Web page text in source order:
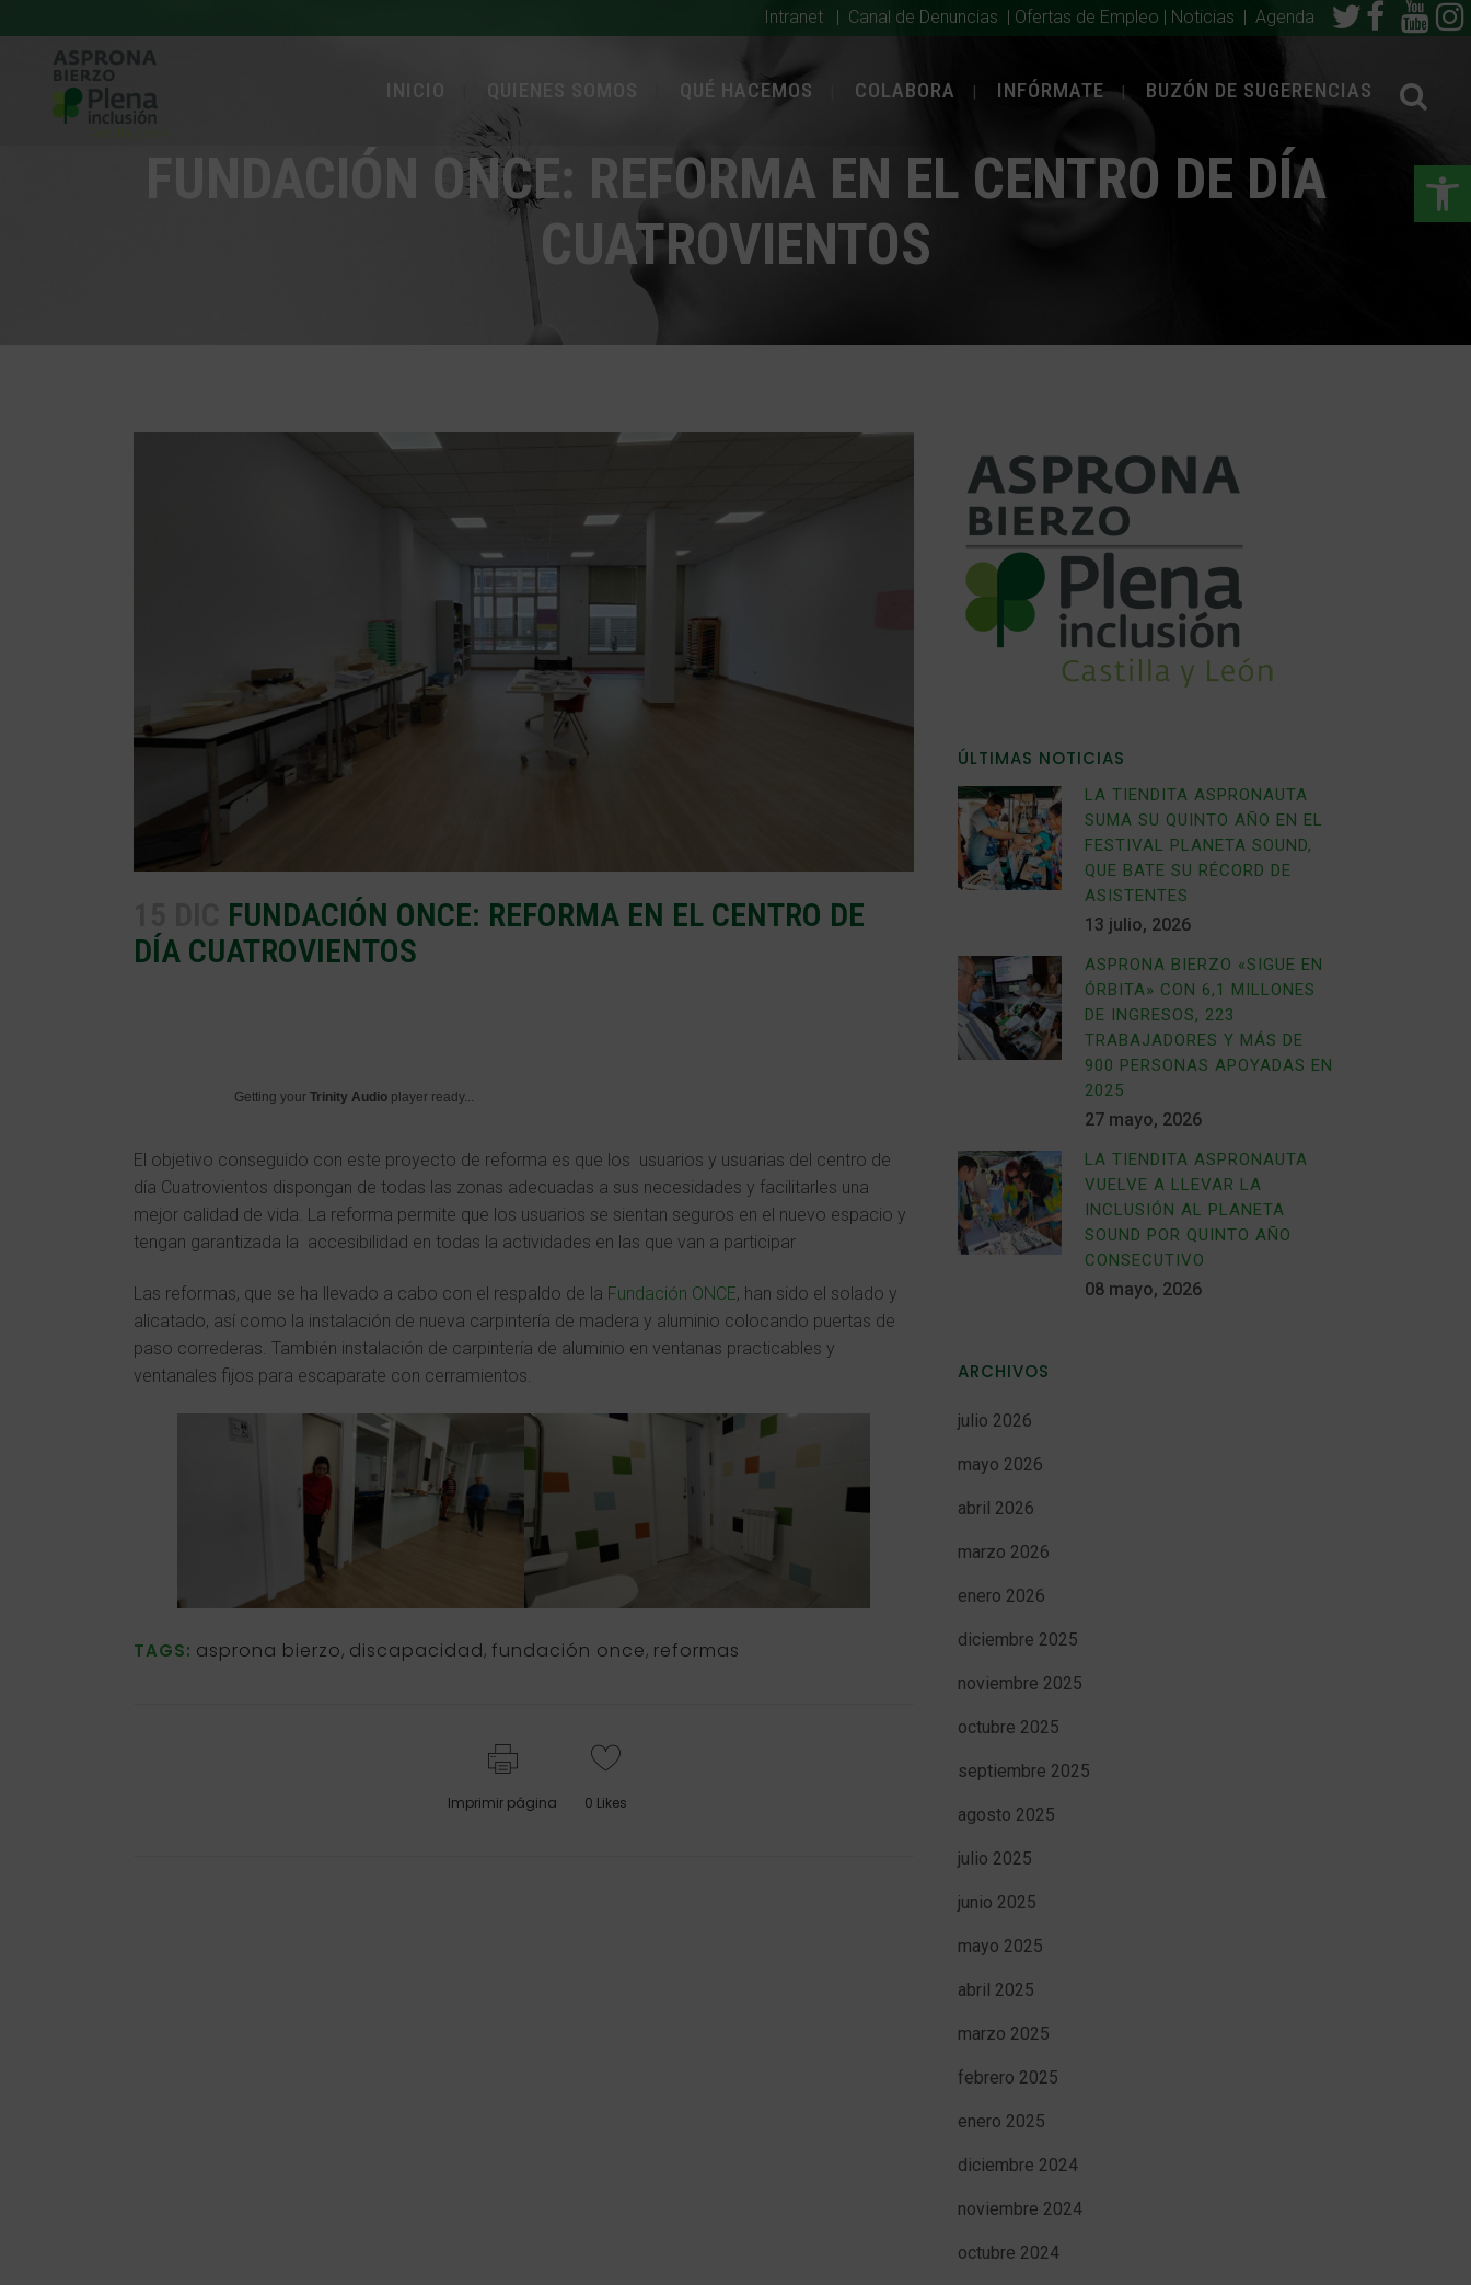
Intranet | Canal de Denuncias | Ofertas de Empleo | Noticias | Agenda
INICIO QUIENES SOMOS QUÉ HACEMOS COLABORA INFÓRMATE BUZÓN DE SUGERENCIAS
FUNDACIÓN ONCE: REFORMA EN EL CENTRO DE DÍA
CUATROVIENTOS
FUNDACIÓN ONCE: REFORMA EN EL CENTRO DE
DÍA CUATROVIENTOS
Getting your Trinity Audio player ready...
El objetivo conseguido con este proyecto de reforma es que los usuarios y usuarias del centro de
día Cuatrovientos dispongan de todas las zonas adecuadas a sus necesidades y facilitarles una
mejor calidad de vida. La reforma permite que los usuarios se sientan seguros en el nuevo espacio y
tengan garantizada la accesibilidad en todas la actividades en las que van a participar
Las reformas, que se ha llevado a cabo con el respaldo de la Fundación ONCE, han sido el solado y
alicatado, así como la instalación de nueva carpintería de madera y aluminio colocando puertas de
paso correderas. También instalación de carpintería de aluminio en ventanas practicables y
ventanales fijos para escaparate con cerramientos.
TAGS: asprona bierzo, discapacidad, fundación once, reformas
Imprimir página 0 Likes
ÚLTIMAS NOTICIAS
LA TIENDITA ASPRONAUTA
SUMA SU QUINTO AÑO EN EL
FESTIVAL PLANETA SOUND,
QUE BATE SU RÉCORD DE
ASISTENTES
13 julio, 2026
ASPRONA BIERZO «SIGUE EN
ÓRBITA» CON 6,1 MILLONES
DE INGRESOS, 223
TRABAJADORES Y MÁS DE
900 PERSONAS APOYADAS EN
2025
27 mayo, 2026
LA TIENDITA ASPRONAUTA
VUELVE A LLEVAR LA
INCLUSIÓN AL PLANETA
SOUND POR QUINTO AÑO
CONSECUTIVO
08 mayo, 2026
ARCHIVOS
julio 2026
mayo 2026
abril 2026
marzo 2026
enero 2026
diciembre 2025
noviembre 2025
octubre 2025
septiembre 2025
agosto 2025
julio 2025
junio 2025
mayo 2025
abril 2025
marzo 2025
febrero 2025
enero 2025
diciembre 2024
noviembre 2024
octubre 2024